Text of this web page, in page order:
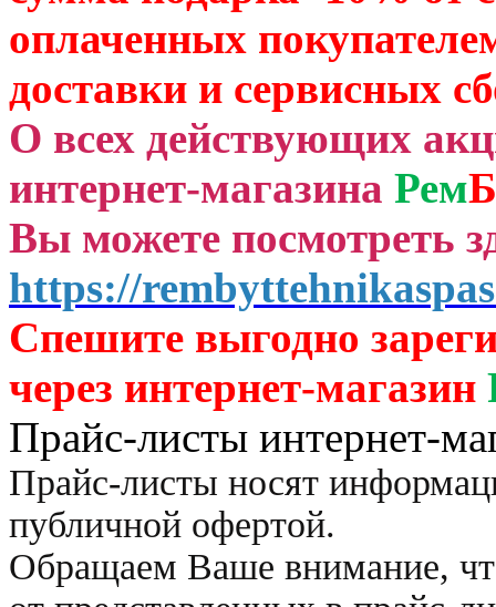
оплаченных
доставки и сервисных
О всех действующих
интернет-магазина Рем
Вы можете посмотреть
https://
Спешите выгодно зар
через интернет-магазин
Прайс-листы интернет-
Прайс-листы носят
публичной офертой.
Обращаем Ваше внимание,